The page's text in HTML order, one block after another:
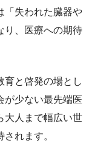
「失われた臓器や
り、医療への期待
育と啓発の場とし
が少ない最先端医
大人まで幅広い世
れます。